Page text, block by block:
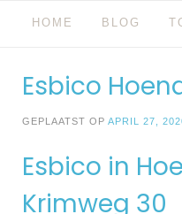
HOME BLOG
Esbico
GEPLAATST OP APRIL 27,
Esbico in
Krimweg 30